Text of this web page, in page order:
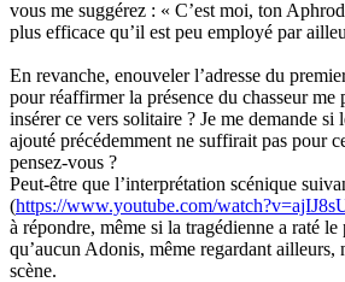
vous me suggérez : « C’est moi, ton
plus efficace qu’il est peu employé par
En revanche, enouveler l’adresse du
pour réaffirmer la présence du chasseur
insérer ce vers solitaire ? Je me demande si
ajouté précédemment ne suffirait pas pour
pensez-vous ?
Peut-être que l’interprétation scénique
(https://www.youtube.com/
à répondre, même si la tragédienne a raté
qu’aucun Adonis, même regardant ailleurs,
scène.